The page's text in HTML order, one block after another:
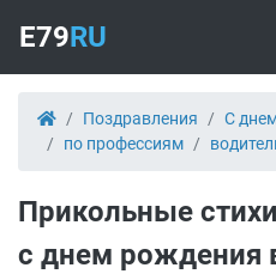
E79RU
Поздравления
С
по профессиям
Прикольные
с днем рождения